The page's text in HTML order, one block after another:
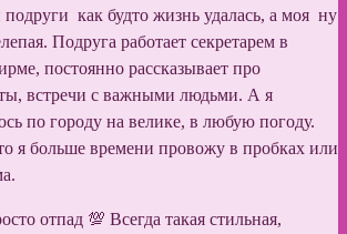
как будто жизнь удалась, а моя ну
Подруга работает секретарем в
постоянно рассказывает про
встречи с важными людьми. А я
по городу на велике, в любую погоду.
я больше времени провожу в пробках или
отпад 💯 Всегда такая стильная,